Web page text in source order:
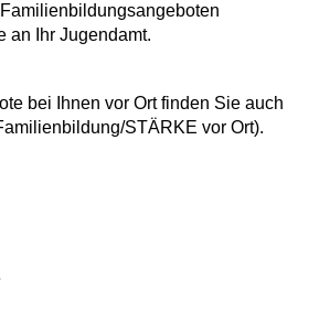
an Ihr Jugendamt.
bei Ihnen vor Ort finden Sie auch
STÄRKE vor Ort).